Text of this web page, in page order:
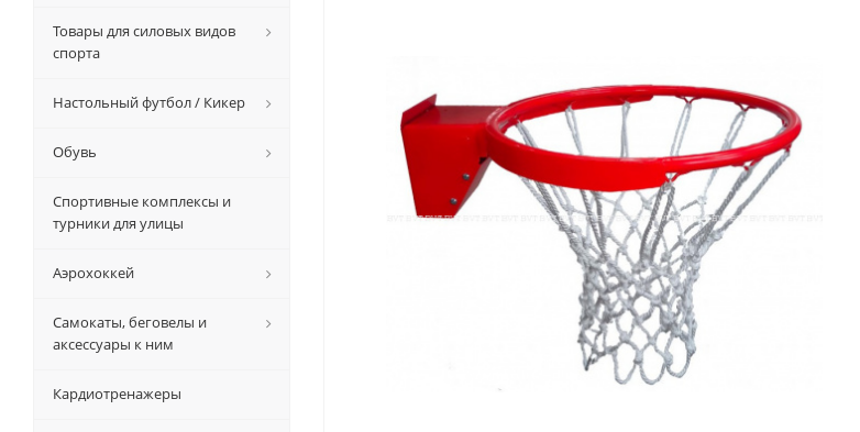
Товары для силовых видов
спорта
Настольный футбол / Кикер
Обувь
Спортивные комплексы и
турники для улицы
Аэрохоккей
Самокаты, беговелы и
аксессуары к ним
Кардиотренажеры